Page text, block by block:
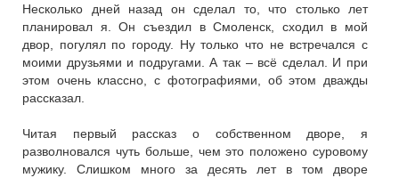
Несколько дней назад он сделал то, что столько лет
планировал я. Он съездил в Смоленск, сходил в мой
двор, погулял по городу. Ну только что не встречался с
моими друзьями и подругами. А так – всё сделал. И при
этом очень классно, с фотографиями, об этом дважды
рассказал.
Читая первый рассказ о собственном дворе, я
разволновался чуть больше, чем это положено суровому
мужику. Слишком много за десять лет в том дворе